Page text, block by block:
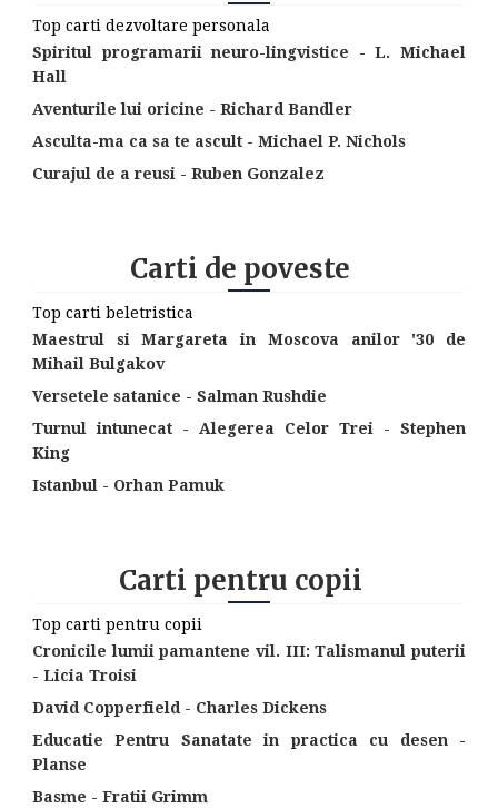
Top carti dezvoltare personala
Spiritul programarii neuro-lingvistice - L. Michael
Hall
Aventurile lui oricine - Richard Bandler
Asculta-ma ca sa te ascult - Michael P. Nichols
Curajul de a reusi - Ruben Gonzalez
Carti de poveste
Top carti beletristica
Maestrul si Margareta in Moscova anilor '30 de
Mihail Bulgakov
Versetele satanice - Salman Rushdie
Turnul intunecat - Alegerea Celor Trei - Stephen
King
Istanbul - Orhan Pamuk
Carti pentru copii
Top carti pentru copii
Cronicile lumii pamantene vil. III: Talismanul puterii
- Licia Troisi
David Copperfield - Charles Dickens
Educatie Pentru Sanatate in practica cu desen -
Planse
Basme - Fratii Grimm